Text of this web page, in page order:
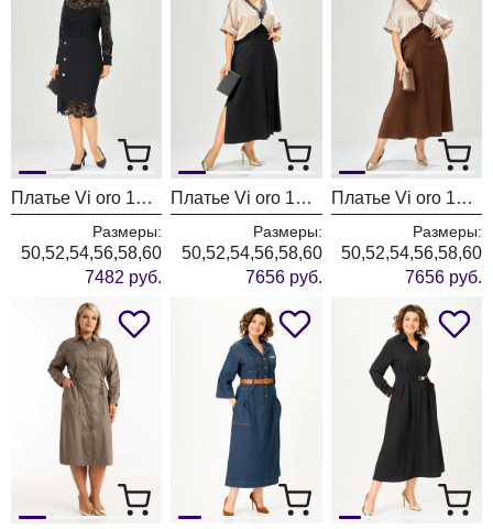
Платье Vi oro 1307 черный
Размеры:
50,52,54,56,58,60
7482 руб.
Платье Vi oro 1308 песок + черный
Размеры:
50,52,54,56,58,60
7656 руб.
Платье Vi oro 1308 песок + шоколад
Размеры:
50,52,54,56,58,60
7656 руб.